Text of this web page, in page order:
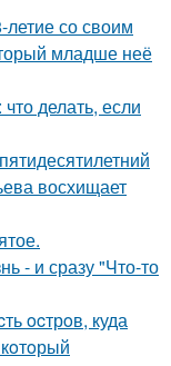
летие со своим
младше неё
делать, если
восхищает
- и сразу "Что-то
ocтрoв, куда